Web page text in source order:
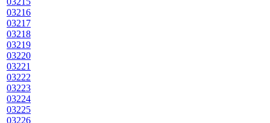
03216
03217
03218
03219
03220
03221
03222
03223
03224
03225
03226